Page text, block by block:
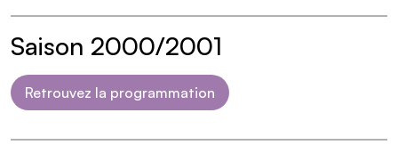
Saison 2000/2001
Retrouvez la programmation